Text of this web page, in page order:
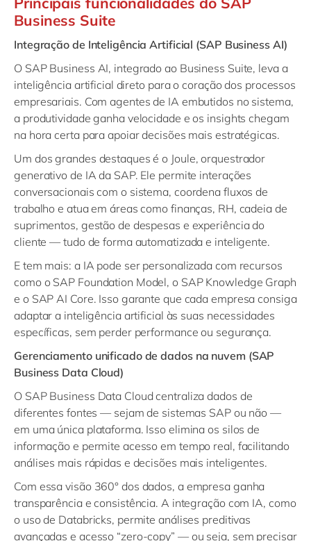
Business Suite
Integração de Inteligência Artificial (SAP Business AI)
O SAP Business AI, integrado ao Business Suite, leva a
inteligência artificial direto para o coração dos processos
empresariais. Com agentes de IA embutidos no sistema,
a produtividade ganha velocidade e os insights chegam
na hora certa para apoiar decisões mais estratégicas.
Um dos grandes destaques é o Joule, orquestrador
generativo de IA da SAP. Ele permite interações
conversacionais com o sistema, coordena fluxos de
trabalho e atua em áreas como finanças, RH, cadeia de
suprimentos, gestão de despesas e experiência do
cliente — tudo de forma automatizada e inteligente.
E tem mais: a IA pode ser personalizada com recursos
como o SAP Foundation Model, o SAP Knowledge Graph
e o SAP AI Core. Isso garante que cada empresa consiga
adaptar a inteligência artificial às suas necessidades
específicas, sem perder performance ou segurança.
Gerenciamento unificado de dados na nuvem (SAP
Business Data Cloud)
O SAP Business Data Cloud centraliza dados de
diferentes fontes — sejam de sistemas SAP ou não —
em uma única plataforma. Isso elimina os silos de
informação e permite acesso em tempo real, facilitando
análises mais rápidas e decisões mais inteligentes.
Com essa visão 360° dos dados, a empresa ganha
transparência e consistência. A integração com IA, como
o uso de Databricks, permite análises preditivas
avançadas e acesso “zero-copy” — ou seja, sem precisar